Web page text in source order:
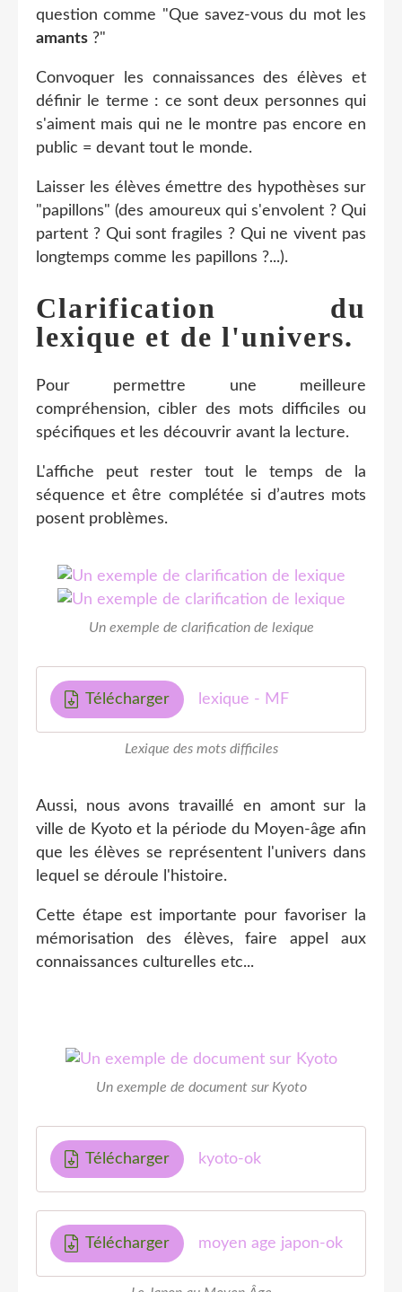
question comme "Que savez-vous du mot les
amants ?"
Convoquer les connaissances des élèves et
définir le terme : ce sont deux personnes qui
s'aiment mais qui ne le montre pas encore en
public = devant tout le monde.
Laisser les élèves émettre des hypothèses sur
"papillons" (des amoureux qui s'envolent ? Qui
partent ? Qui sont fragiles ? Qui ne vivent pas
longtemps comme les papillons ?...).
Clarification du
lexique et de l'univers.
Pour permettre une meilleure
compréhension, cibler des mots difficiles ou
spécifiques et les découvrir avant la lecture.
L'affiche peut rester tout le temps de la
séquence et être complétée si d’autres mots
posent problèmes.
Un exemple de clarification de lexique
Télécharger lexique - MF
Lexique des mots difficiles
Aussi, nous avons travaillé en amont sur la
ville de Kyoto et la période du Moyen-âge afin
que les élèves se représentent l'univers dans
lequel se déroule l'histoire.
Cette étape est importante pour favoriser la
mémorisation des élèves, faire appel aux
connaissances culturelles etc...
Un exemple de document sur Kyoto
Télécharger kyoto-ok
Télécharger moyen age japon-ok